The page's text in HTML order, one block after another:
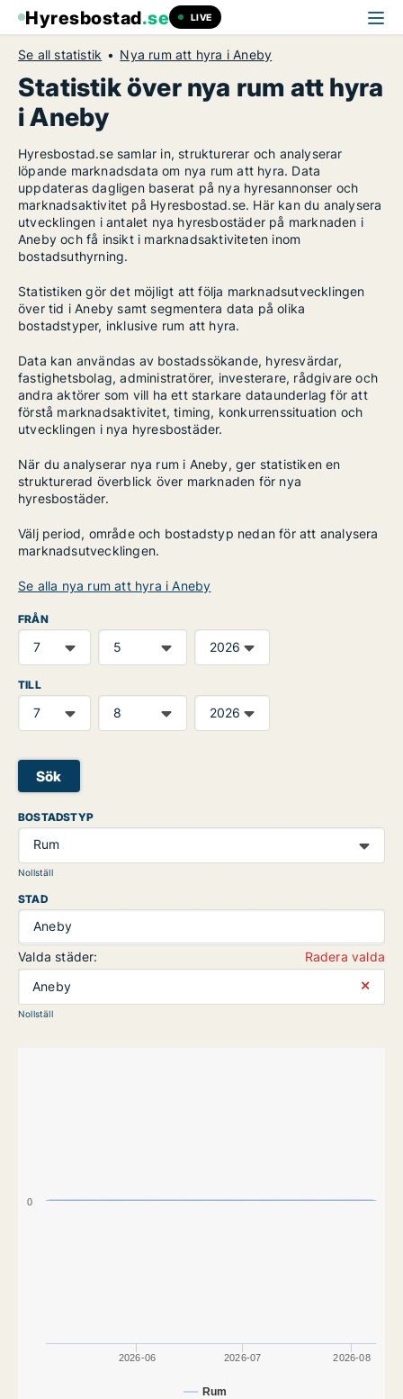
Hyresbostad.se LIVE
Se all statistik Nya rum att hyra i Aneby
Statistik över nya rum att hyra
i Aneby
Hyresbostad.se samlar in, strukturerar och analyserar
löpande marknadsdata om nya rum att hyra. Data
uppdateras dagligen baserat på nya hyresannonser och
marknadsaktivitet på Hyresbostad.se. Här kan du analysera
utvecklingen i antalet nya hyresbostäder på marknaden i
Aneby och få insikt i marknadsaktiviteten inom
bostadsuthyrning.
Statistiken gör det möjligt att följa marknadsutvecklingen
över tid i Aneby samt segmentera data på olika
bostadstyper, inklusive rum att hyra.
Data kan användas av bostadssökande, hyresvärdar,
fastighetsbolag, administratörer, investerare, rådgivare och
andra aktörer som vill ha ett starkare dataunderlag för att
förstå marknadsaktivitet, timing, konkurrenssituation och
utvecklingen i nya hyresbostäder.
När du analyserar nya rum i Aneby, ger statistiken en
strukturerad överblick över marknaden för nya
hyresbostäder.
Välj period, område och bostadstyp nedan för att analysera
marknadsutvecklingen.
Se alla nya rum att hyra i Aneby
FRÅN
TILL
Sök
BOSTADSTYP
Rum
Nollställ
STAD
Aneby
Valda städer:
Radera valda
Aneby
⨯
Nollställ
Rum
2026-06 2026-07 2026-08
0